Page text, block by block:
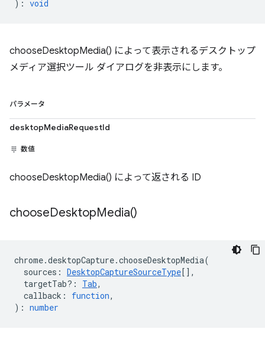
) : void
chooseDesktopMedia() によって表示されるデスクトップ
メディア選択ツール ダイアログを非表示にします。
パラメータ
desktopMediaRequestId
数値
chooseDesktopMedia() によって返される ID
chooseDesktopMedia()
chrome.desktopCapture.chooseDesktopMedia(
sources : DesktopCaptureSourceType[],
targetTab? : Tab,
callback : function,
) : number